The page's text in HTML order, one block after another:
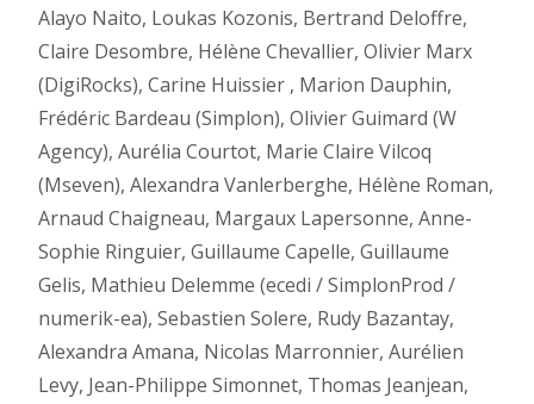
Alayo Naito, Loukas Kozonis, Bertrand Deloffre,
Claire Desombre, Hélène Chevallier, Olivier Marx
(DigiRocks), Carine Huissier , Marion Dauphin,
Frédéric Bardeau (Simplon), Olivier Guimard (W
Agency), Aurélia Courtot, Marie Claire Vilcoq
(Mseven), Alexandra Vanlerberghe, Hélène Roman,
Arnaud Chaigneau, Margaux Lapersonne, Anne-
Sophie Ringuier, Guillaume Capelle, Guillaume
Gelis, Mathieu Delemme (ecedi / SimplonProd /
numerik-ea), Sebastien Solere, Rudy Bazantay,
Alexandra Amana, Nicolas Marronnier, Aurélien
Levy, Jean-Philippe Simonnet, Thomas Jeanjean,